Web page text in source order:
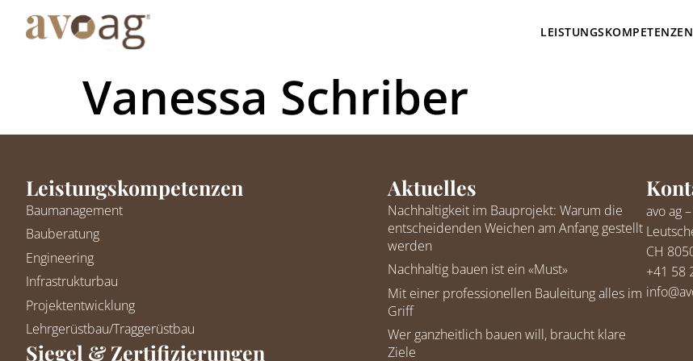
LEISTUNGSKOMPETENZEN
Vanessa Schriber
Leistungskompetenzen
Baumanagement
Bauberatung
Engineering
Infrastrukturbau
Projektentwicklung
Lehrgerüstbau/Traggerüstbau
Siegel & Zertifizierungen
Aktuelles
Nachhaltigkeit im Bauprojekt: Warum die
entscheidenden Weichen am Anfang gestellt
werden
Nachhaltig bauen ist ein «Must»
Mit einer professionellen Bauleitung alles im
Griff
Wer ganzheitlich bauen will, braucht klare
Ziele
avo ag
CH
+41 58